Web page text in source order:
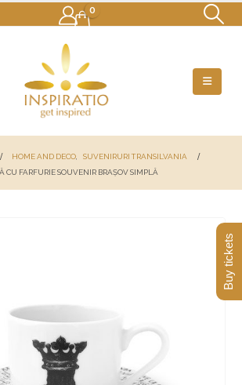
0
HOME AND DECO
SUVENIRURI TRANSILVANIA
CU FARFURIE SOUVENIR BRAȘOV SIMPLĂ
Buy tickets